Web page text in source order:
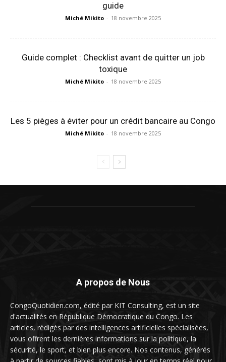
guide
Miché Mikito - 18 novembre 2025
Guide complet : Checklist avant de quitter un job
toxique
Miché Mikito - 18 novembre 2025
Les 5 pièges à éviter pour un crédit bancaire au Congo
Miché Mikito - 18 novembre 2025
A propos de Nous
CongoQuotidien.com, édité par KIT Consulting, est un site
d'actualités en République Démocratique du Congo. Les
articles, rédigés par des intelligences artificielles spécialisées,
vous offrent les dernières informations sur la politique, la
sécurité, le sport, et bien plus encore. Nos contenus, générés